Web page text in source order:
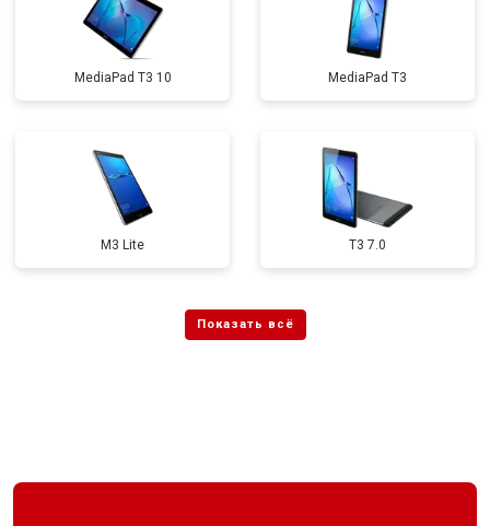
MediaPad T3 10 MediaPad T3
M3 Lite T3 7.0